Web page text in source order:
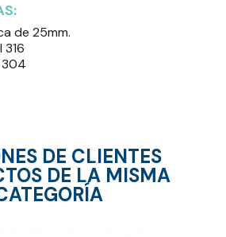
de 25mm.
304
DE CLIENTES
DE LA MISMA